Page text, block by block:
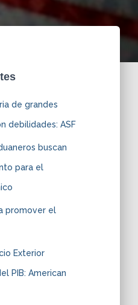
de grandes
debilidades: ASF
buscan
para el
promover el
Exterior
PIB: American